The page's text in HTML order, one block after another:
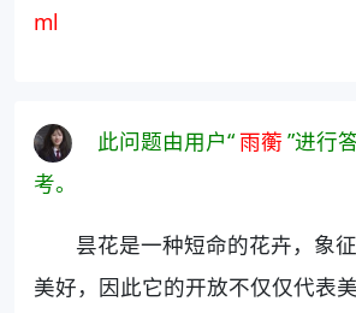
ml
此问题由用户“ 雨蘅 ”进行
考。
昙花是一种短命的花卉，象
美好，因此它的开放不仅仅代表